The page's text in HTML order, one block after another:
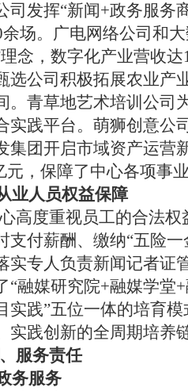
司发挥“新闻+政务服务
余场。广电网络公司和
念，数字化产业营收
选公司积极拓展农业产
。青草地艺术培训公司
实践平台。萌狮创意公
集团开启市域资产运营
元，保障了中心各项事
业人员权益保障
高度重视员工的合法
支付薪酬、缴纳“五险
实专人负责新闻记者证
“融媒研究院+融媒学堂
实践”五位一体的培育
实践创新的全周期培养
服务责任
务服务